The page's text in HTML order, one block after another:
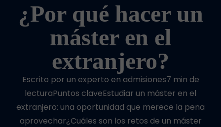
¿Por qué hacer un
máster en el
extranjero?
Escrito por un experto en admisiones7 min de
lecturaPuntos claveEstudiar un máster en el
extranjero: una oportunidad que merece la pena
aprovechar¿Cuáles son los retos de un máster